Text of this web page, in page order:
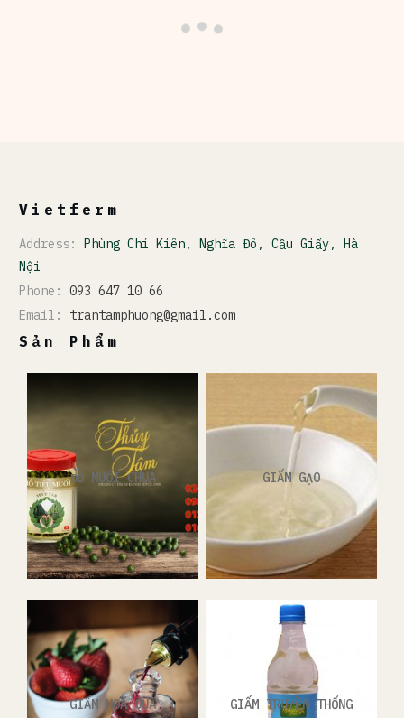
Vietferm
Address: Phùng Chí Kiên, Nghĩa Đô, Cầu Giấy, Hà
Nội
Phone: 093 647 10 66
Email: trantamphuong@gmail.com
Sản Phẩm
ĐỒ MUỐI CHUA GIẤM GẠO
GIẤM HOA QUẢ GIẤM TRUYỀN THỐNG